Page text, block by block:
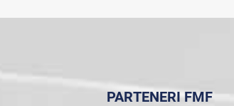
PARTENERI FMF